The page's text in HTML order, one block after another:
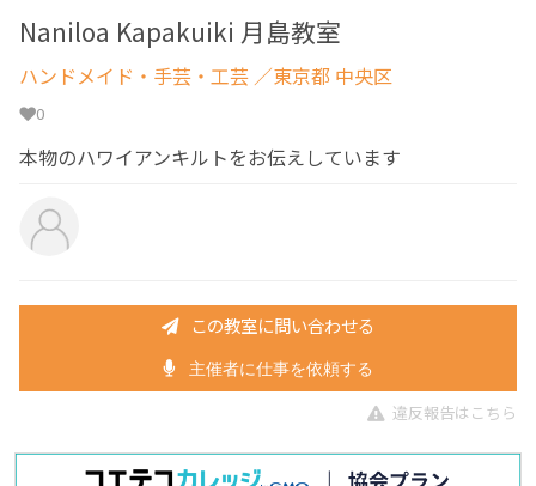
Naniloa Kapakuiki 月島教室
ハンドメイド・手芸・工芸 ／東京都 中央区
0
本物のハワイアンキルトをお伝えしています
この教室に問い合わせる
主催者に仕事を依頼する
違反報告はこちら